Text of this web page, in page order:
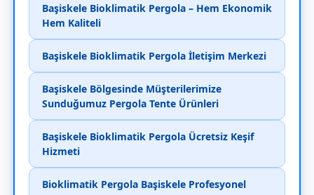
Başiskele Bioklimatik Pergola – Hem Ekonomik
Hem Kaliteli
Başiskele Bioklimatik Pergola İletişim Merkezi
Başiskele Bölgesinde Müşterilerimize
Sunduğumuz Pergola Tente Ürünleri
Başiskele Bioklimatik Pergola Ücretsiz Keşif
Hizmeti
Bioklimatik Pergola Başiskele Profesyonel